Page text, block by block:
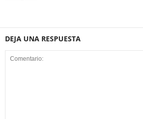
DEJA UNA RESPUESTA